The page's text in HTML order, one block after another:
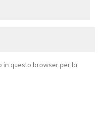
in questo browser per la